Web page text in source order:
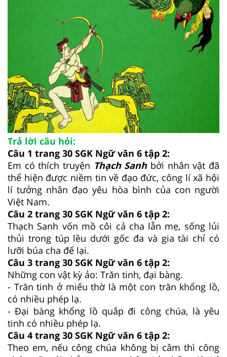
Trả lời câu hỏi:
Câu 1 trang 30 SGK Ngữ văn 6 tập 2:
Em có thích truyện Thạch Sanh bởi nhân vật đã
thể hiện được niềm tin về đạo đức, công lí xã hội
lí tưởng nhân đạo yêu hòa bình của con người
Việt Nam.
Câu 2 trang 30 SGK Ngữ văn 6 tập 2:
Thạch Sanh vốn mồ côi cả cha lẫn mẹ, sống lủi
thủi trong túp lều dưới gốc đa và gia tài chỉ có
lưỡi búa cha để lại.
Câu 3 trang 30 SGK Ngữ văn 6 tập 2:
Những con vật kỳ ảo: Trăn tinh, đại bàng.
- Trăn tinh ở miếu thờ là một con trăn khổng lồ,
có nhiều phép lạ.
- Đại bàng khổng lồ quắp đi công chúa, là yêu
tinh có nhiều phép lạ.
Câu 4 trang 30 SGK Ngữ văn 6 tập 2:
Theo em, nếu công chúa không bị câm thì công